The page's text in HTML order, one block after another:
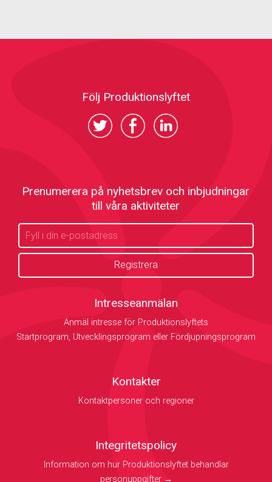
Följ Produktionslyftet
Prenumerera på nyhetsbrev och inbjudningar
till våra aktiviteter
Intresseanmälan
Anmäl intresse för Produktionslyftets
Startprogram, Utvecklingsprogram eller Fördjupningsprogram
Kontakter
Kontaktpersoner och regioner
Integritetspolicy
Information om hur Produktionslyftet behandlar
personuppgifter →